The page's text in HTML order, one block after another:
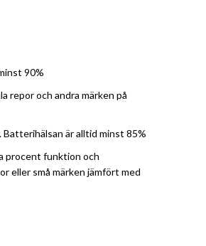
90%
repor och andra märken på
Batterihälsan är alltid minst 85%
procent funktion och
eller små märken jämfört med